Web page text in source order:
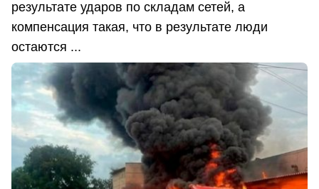
результате ударов по складам сетей, а
компенсация такая, что в результате люди
остаются ...